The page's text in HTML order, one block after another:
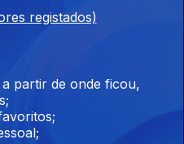
03 mai. 2025
registados)
partir de onde ficou,